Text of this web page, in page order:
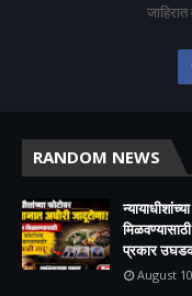
RANDOM NEWS
प्रकार
August